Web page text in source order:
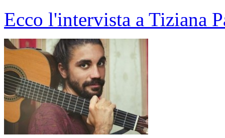
Ecco l'intervista a Tiziana